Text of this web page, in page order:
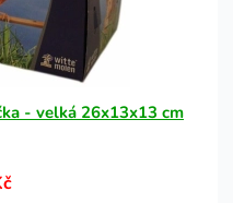
- velká 26x13x13 cm